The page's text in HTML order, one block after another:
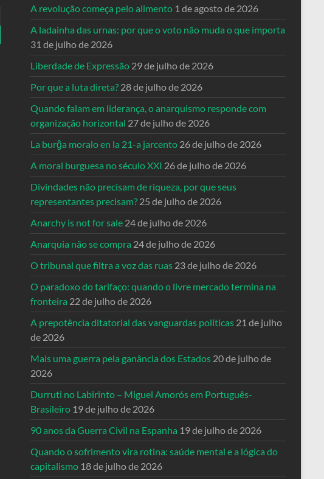
A revolução começa pelo alimento 1 de agosto de 2026
A ladainha das urnas: por que o voto não muda o que importa
31 de julho de 2026
Liberdade de Expressão 29 de julho de 2026
Por que a luta direta? 28 de julho de 2026
Quando falam em liderança, o anarquismo responde com
organização horizontal 27 de julho de 2026
La burĝa moralo en la 21-a jarcento 26 de julho de 2026
A moral burguesa no século XXI 26 de julho de 2026
Divindades não precisam de riqueza, por que seus
representantes precisam? 25 de julho de 2026
Anarchy is not for sale 24 de julho de 2026
Anarquia não se compra 24 de julho de 2026
O tribunal que filtra a voz das ruas 23 de julho de 2026
O paradoxo do tarifaço: quando o livre mercado termina na
fronteira 22 de julho de 2026
A prepotência ditatorial das vanguardas políticas 21 de julho
de 2026
Mais uma guerra pela ganância dos Estados 20 de julho de
2026
Durruti no Labirinto – Miguel Amorós em Português-
Brasileiro 19 de julho de 2026
90 anos da Guerra Civil na Espanha 19 de julho de 2026
Quando o sofrimento vira rotina: saúde mental e a lógica do
capitalismo 18 de julho de 2026